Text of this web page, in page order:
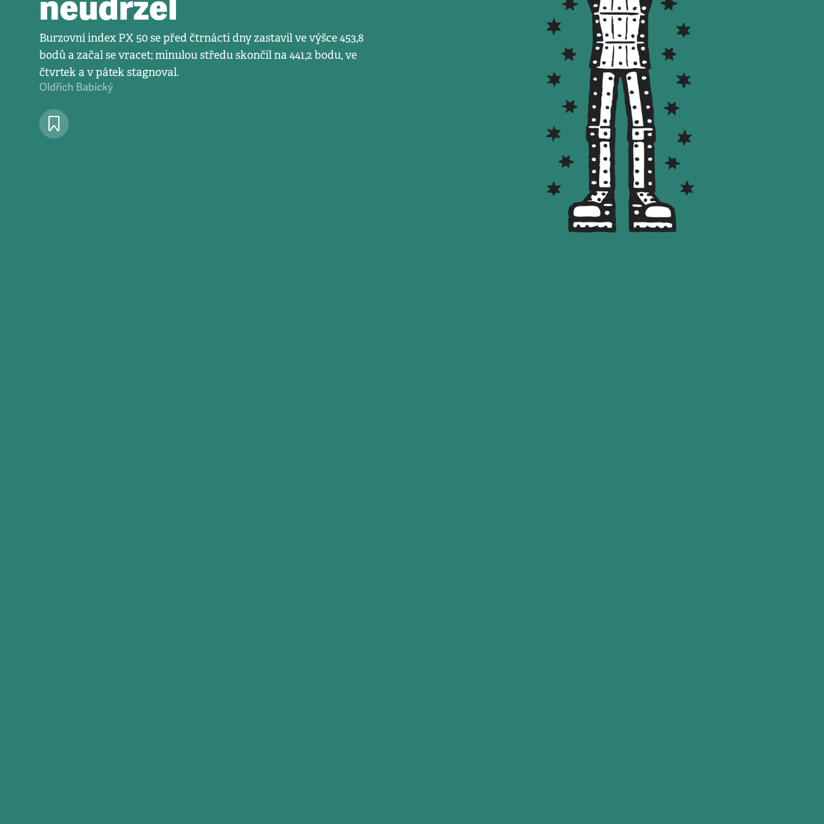
Burzovní index PX 50 se před čtrnácti dny zastavil ve výšce 453,8
bodů a začal se vracet; minulou středu skončil na 441,2 bodu, ve
čtvrtek a v pátek stagnoval.
Oldřich Babický